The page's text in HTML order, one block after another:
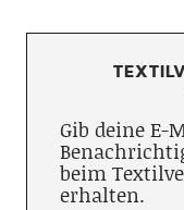
Gib deine E-
beim
erhalten.